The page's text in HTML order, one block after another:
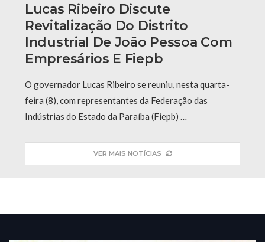
Lucas Ribeiro Discute
Revitalização Do Distrito
Industrial De João Pessoa Com
Empresários E Fiepb
O governador Lucas Ribeiro se reuniu, nesta quarta-
feira (8), com representantes da Federação das
Indústrias do Estado da Paraíba (Fiepb) …
VER MAIS NOTÍCIAS